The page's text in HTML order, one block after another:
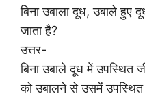
बिना उबाला दूध, उबाले हुए
जाता है?
उत्तर-
बिना उबाले दूध में उपस्थित
को उबालने से उसमें उपस्थित